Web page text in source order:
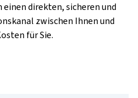
direkten, sicheren und
zwischen Ihnen und
für Sie.